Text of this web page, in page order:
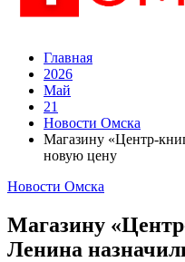
Главная
2026
Май
21
Новости Омска
Магазину «Центр-
новую цену
Новости Омска
Магазину
Ленина